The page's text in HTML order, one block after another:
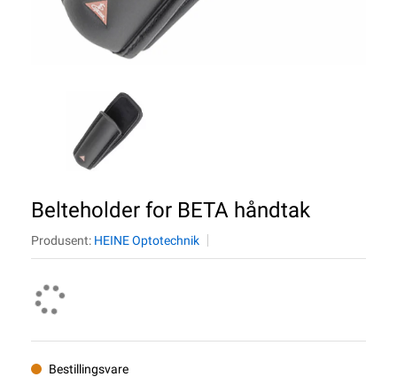
Belteholder for BETA håndtak
Produsent: HEINE Optotechnik
Bestillingsvare